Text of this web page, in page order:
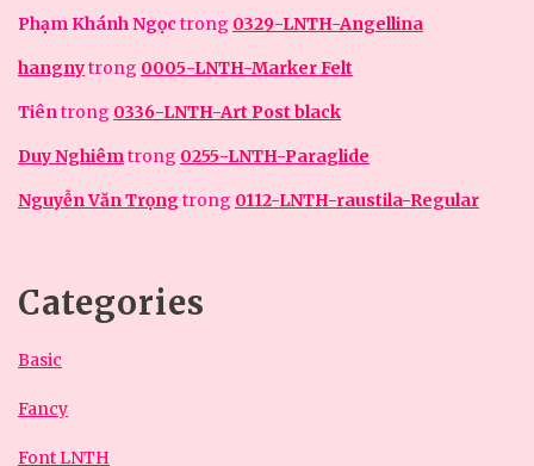
Phạm Khánh Ngọc trong 0329-LNTH-Angellina
hangnytrong 0005-LNTH-Marker Felt
Tiêntrong 0336-LNTH-Art Post black
Duy Nghiêmtrong 0255-LNTH-Paraglide
Nguyễn Văn Trọngtrong 0112-LNTH-raustila-Regular
Categories
Basic
Fancy
Font LNTH